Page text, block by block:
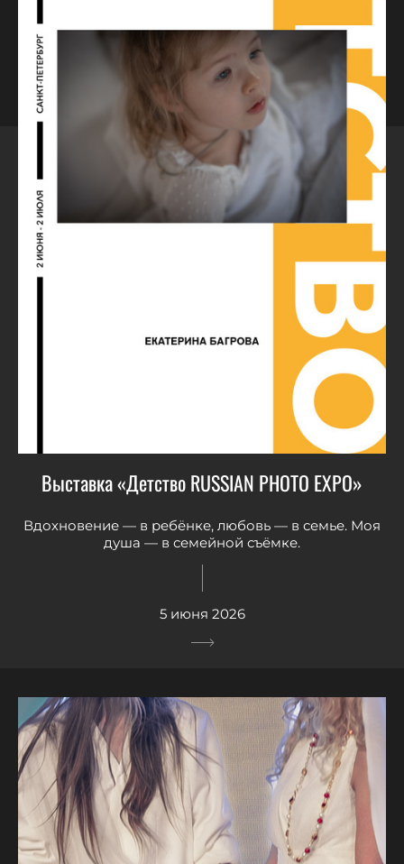
Выставка «Детство RUSSIAN PHOTO EXPO»
Вдохновение — в ребёнке, любовь — в семье. Моя
душа — в семейной съёмке.
5 июня 2026